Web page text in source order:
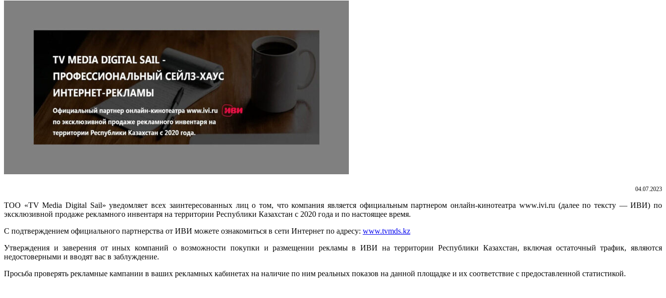
04.07.2023
ТОО «TV Media Digital Sail» уведомляет всех заинтересованных лиц о том, что компания является официальным партнером онлайн-кинотеатра www.ivi.ru (далее по тексту — ИВИ) по
эксклюзивной продаже рекламного инвентаря на территории Республики Казахстан с 2020 года и по настоящее время.
С подтверждением официального партнерства от ИВИ можете ознакомиться в сети Интернет по адресу: www.tvmds.kz
Утверждения и заверения от иных компаний о возможности покупки и размещении рекламы в ИВИ на территории Республики Казахстан, включая остаточный трафик, являются
недостоверными и вводят вас в заблуждение.
Просьба проверять рекламные кампании в ваших рекламных кабинетах на наличие по ним реальных показов на данной площадке и их соответствие с предоставленной статистикой.